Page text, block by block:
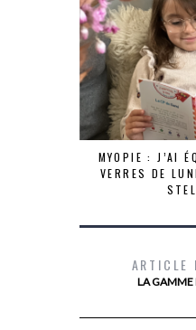
MYOPIE : J’AI
VERRES DE
ARTICLE
LA GAMME